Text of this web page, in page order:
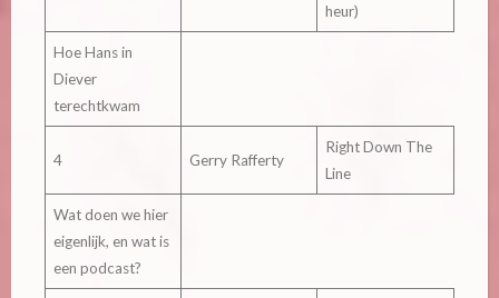
heur)
Hoe Hans in
Diever
terechtkwam
4 Gerry Rafferty
Right Down The
Line
Wat doen we hier
eigenlijk, en wat is
een podcast?